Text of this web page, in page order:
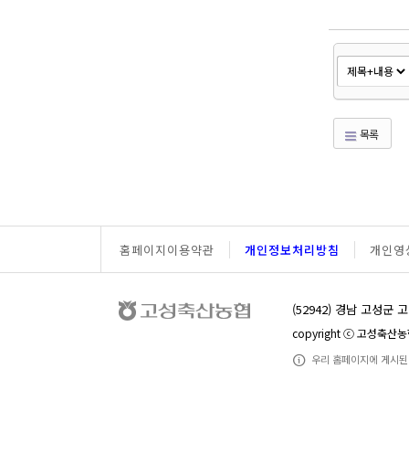
목록
홈페이지이용약관 개인정보처리방침 개인영
(52942) 경남 고성군
copyright ⓒ 고성축산농
우리 홈페이지에 게시